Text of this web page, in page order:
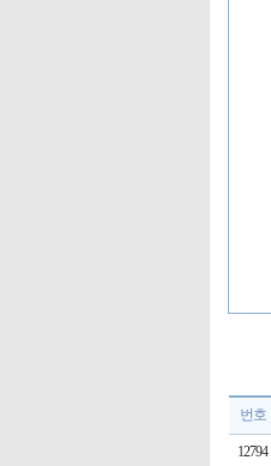
번호
12794